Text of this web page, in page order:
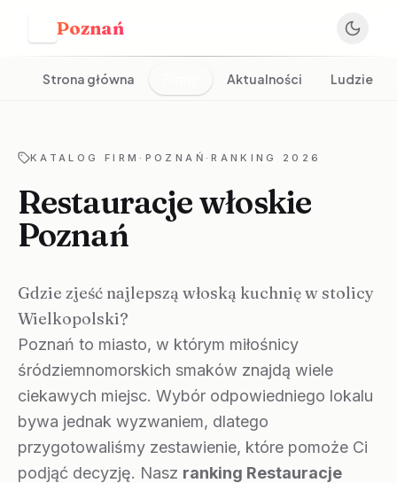
Poznań
Strona główna Aktualności Ludzie
KATALOG FIRM · POZNAŃ ·RANKING 2026
Restauracje włoskie
Poznań
Gdzie zjeść najlepszą włoską kuchnię w stolicy
Wielkopolski?
Poznań to miasto, w którym miłośnicy
śródziemnomorskich smaków znajdą wiele
ciekawych miejsc. Wybór odpowiedniego lokalu
bywa jednak wyzwaniem, dlatego
przygotowaliśmy zestawienie, które pomoże Ci
podjąć decyzję. Nasz ranking Restauracje